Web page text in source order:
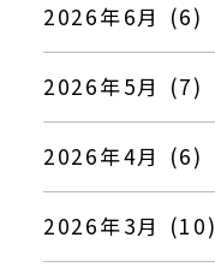
2026年6月 (6)
2026年5月 (7)
2026年4月 (6)
2026年3月 (10)